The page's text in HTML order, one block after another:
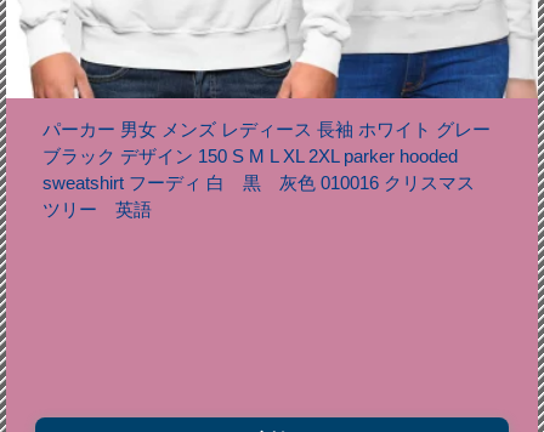
パーカー 男女 メンズ レディース 長袖 ホワイト グレー
ブラック デザイン 150 S M L XL 2XL parker hooded
sweatshirt フーディ 白 黒 灰色 010016 クリスマス
ツリー 英語